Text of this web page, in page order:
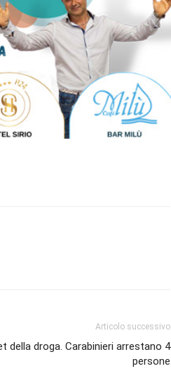
Articolo successivo
della droga. Carabinieri arrestano 4
persone